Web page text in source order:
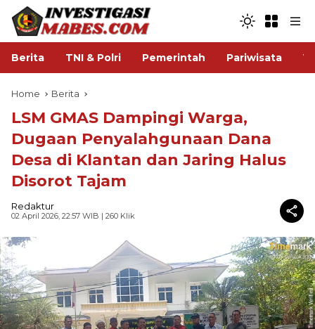
Berita TNI & Polri Pemerintah Pariwisata
Home Berita
LSM GMAS Dampingi Warga,
Dugaan Penyalahgunaan Dana
Desa di Klantan dan Jaring Halus
Disorot Tajam
Redaktur
02 April 2026, 22:57 WIB | 260 Klik